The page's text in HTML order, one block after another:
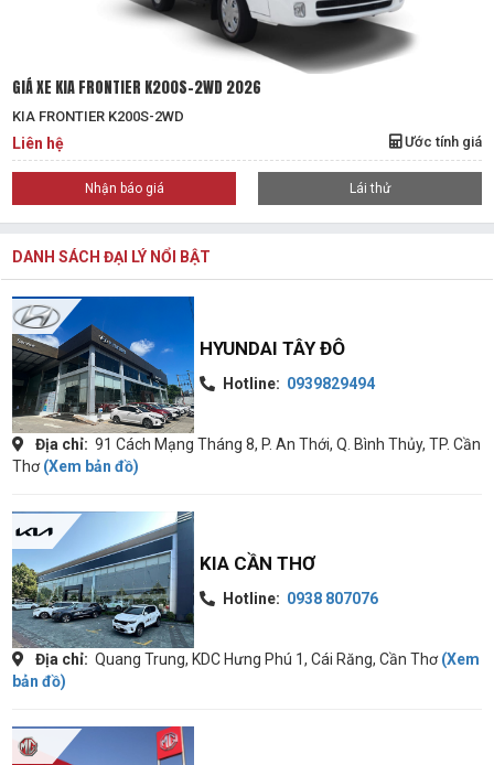
GIÁ XE KIA FRONTIER K200S-2WD 2026
KIA FRONTIER K200S-2WD
Liên hệ Ước tính giá
Nhận báo giá Lái thử
DANH SÁCH ĐẠI LÝ NỔI BẬT
HYUNDAI TÂY ĐÔ
Hotline: 0939829494
Địa chỉ: 91 Cách Mạng Tháng 8, P. An Thới, Q. Bình Thủy, TP. Cần
Thơ(Xem bản đồ)
KIA CẦN THƠ
Hotline: 0938 807076
Địa chỉ: Quang Trung, KDC Hưng Phú 1, Cái Răng, Cần Thơ(Xem
bản đồ)